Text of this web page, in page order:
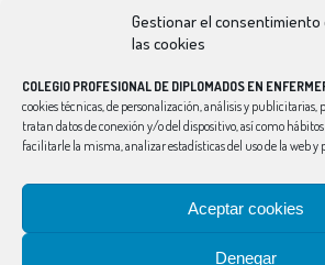
Gestionar el consentimiento
las cookies
COLEGIO PROFESIONAL DE DIPLOMADOS EN
cookies técnicas, de personalización, análisis y publicitarias,
tratan datos de conexión y/o del dispositivo, así como
facilitarle la misma, analizar estadísticas del uso de la web
Aceptar cookies
Denegar
Ver Más
Síguenos en Instagram